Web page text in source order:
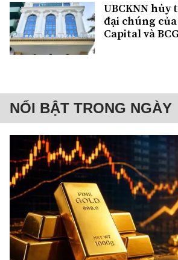
UBCKNN hủy
đại chúng
Capital và
NỔI BẬT TRONG NGÀY